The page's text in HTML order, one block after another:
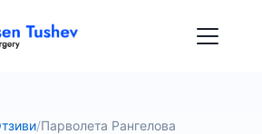
/Парволета Рангелова